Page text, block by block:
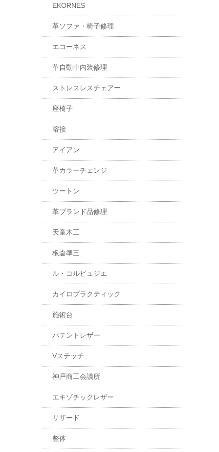
EKORNES
革ソファ・椅子修理
エコーネス
革自動車内装修理
ストレスレスチェアー
座椅子
溶接
アイアン
革カラーチェンジ
ツートン
革ブランド品修理
天童木工
板倉準三
ル・コルビュジエ
カイロプラクティック
施術台
パテントレザー
Vステッチ
神戸商工会議所
エキゾチックレザー
リザード
整体